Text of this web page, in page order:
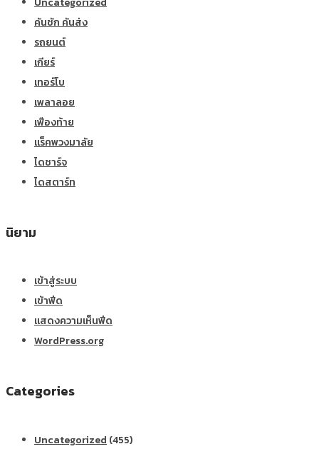
คันชัก คันส่ง
รถยนต์
เกียร์
เทอร์โบ
เพลาลอย
เฟืองท้าย
แร็คพวงมาลัย
ไดชาร์จ
ไดสตาร์ท
นิยาม
เข้าสู่ระบบ
เข้าฟีด
แสดงความเห็นฟีด
WordPress.org
Categories
Uncategorized(455)